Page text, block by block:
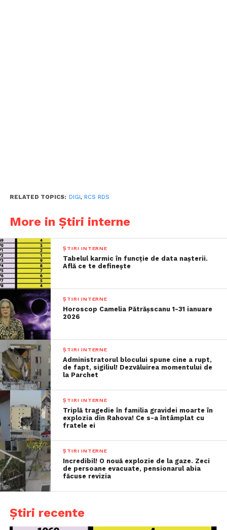
RELATED TOPICS: DIGI, RCS RDS
More in Știri interne
ȘTIRI INTERNE
Tabelul karmic în funcție de data nașterii.
Află ce te definește
ȘTIRI INTERNE
Horoscop Camelia Pătrășscanu 1-31 ianuare
2026
ȘTIRI INTERNE
Administratorul blocului spune cine a rupt,
de fapt, sigiliul! Dezvăluirea momentului de
la Parchet
ȘTIRI INTERNE
Triplă tragedie în familia gravidei moarte în
explozia din Rahova! Ce s-a întâmplat cu
fratele ei
ȘTIRI INTERNE
Incredibil! O nouă explozie de la gaze. Zeci
de persoane evacuate, pensionarul abia
făcuse revizia
Știri recente